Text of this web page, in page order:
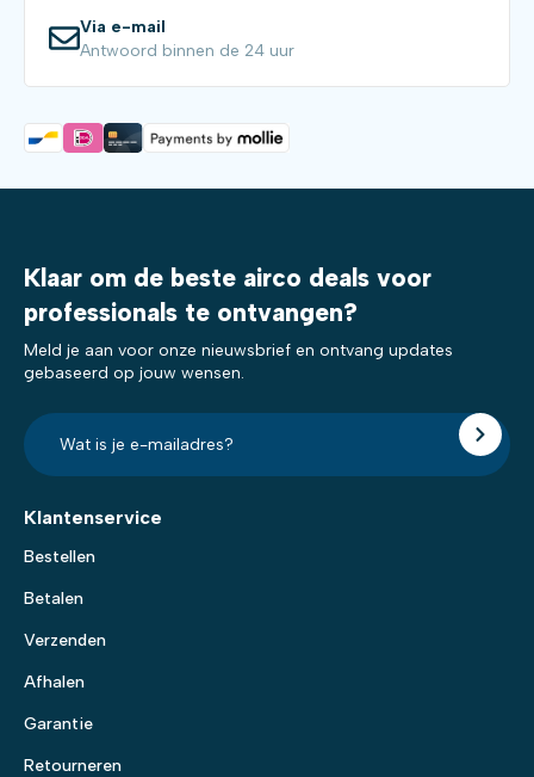
Via e-mail
Antwoord binnen de 24 uur
Klaar om de beste airco deals voor
professionals te ontvangen?
Meld je aan voor onze nieuwsbrief en ontvang updates
gebaseerd op jouw wensen.
E-
mailadres?
*
Klantenservice
Bestellen
Betalen
Verzenden
Afhalen
Garantie
Retourneren